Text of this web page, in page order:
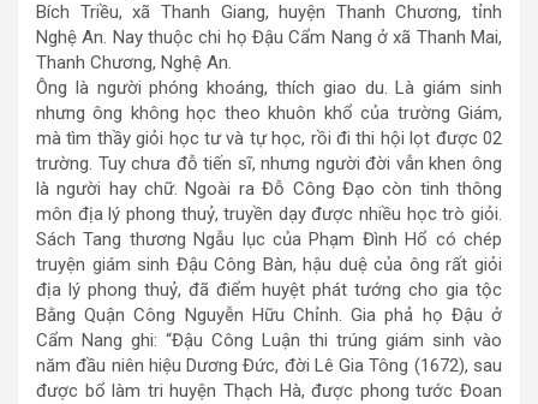
Bích Triều, xã Thanh Giang, huyện Thanh Chương, tỉnh
Nghệ An. Nay thuộc chi họ Đậu Cẩm Nang ở xã Thanh Mai,
Thanh Chương, Nghệ An.
Ông là người phóng khoáng, thích giao du. Là giám sinh
nhưng ông không học theo khuôn khổ của trường Giám,
mà tìm thầy giỏi học tư và tự học, rồi đi thi hội lọt được 02
trường. Tuy chưa đỗ tiến sĩ, nhưng người đời vẫn khen ông
là người hay chữ. Ngoài ra Đỗ Công Đạo còn tinh thông
môn địa lý phong thuỷ, truyền dạy được nhiều học trò giỏi.
Sách Tang thương Ngẫu lục của Phạm Đình Hổ có chép
truyện giám sinh Đậu Công Bàn, hậu duệ của ông rất giỏi
địa lý phong thuỷ, đã điểm huyệt phát tướng cho gia tộc
Bằng Quận Công Nguyễn Hữu Chỉnh. Gia phả họ Đậu ở
Cẩm Nang ghi: “Đậu Công Luận thi trúng giám sinh vào
năm đầu niên hiệu Dương Đức, đời Lê Gia Tông (1672), sau
được bổ làm tri huyện Thạch Hà, được phong tước Đoan